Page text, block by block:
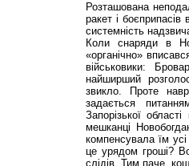
Розташована
ракет і
системність
Коли снаряди в
«органічно»
військовики:
найширший
звикло. Проте
задається
Запорізької
мешканці
компенсувала їм
це урядом гроші?
слідів. Тим паче,